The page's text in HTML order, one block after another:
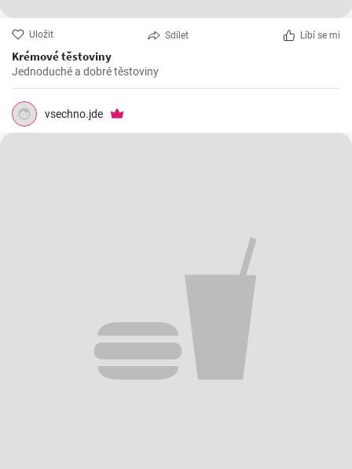
Uložit Sdílet Líbí se mi
Krémové těstoviny
Jednoduché a dobré těstoviny
vsechno.jde